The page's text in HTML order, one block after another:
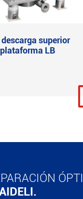
superior
LB
Ver